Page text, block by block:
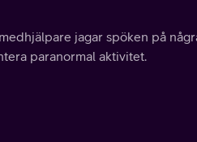
jagar spöken på
paranormal aktivitet.